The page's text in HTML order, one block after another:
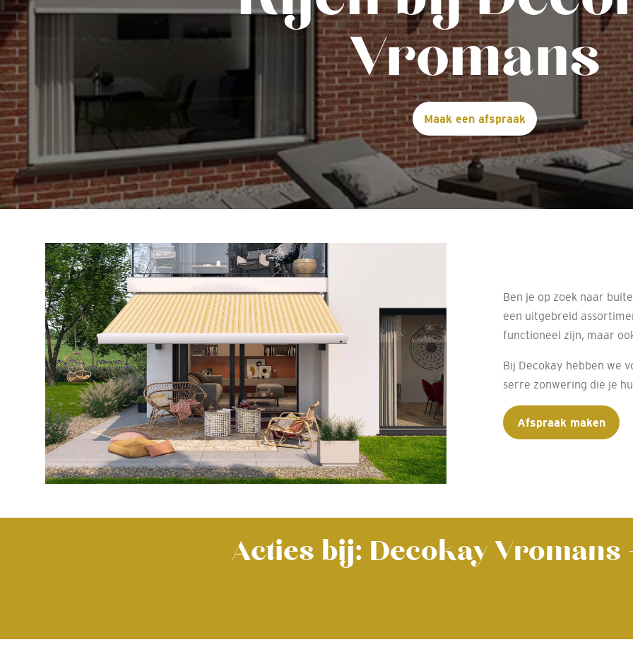
Vromans
Maak een afspraak
Ben je op zoek naar
een uitgebreid
functioneel zijn, maar
Bij Decokay hebben we
serre zonwering die je
Afspraak maken
Acties bij: Decokay Vromans